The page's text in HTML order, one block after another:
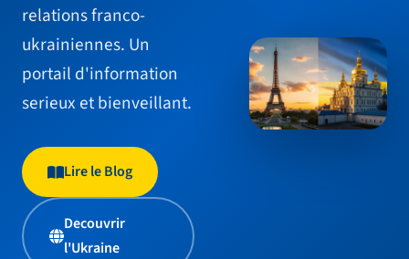
relations franco-
ukrainiennes. Un
portail d'information
serieux et bienveillant.
Lire le Blog
Decouvrir
l'Ukraine